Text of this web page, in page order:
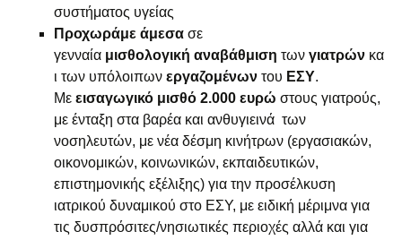
συστήματος υγείας
Προχωράμε άμεσα σε
γενναία μισθολογική αναβάθμιση των γιατρών κα
ι των υπόλοιπων εργαζομένων του ΕΣΥ.
Με εισαγωγικό μισθό 2.000 ευρώ στους γιατρούς,
με ένταξη στα βαρέα και ανθυγιεινά των
νοσηλευτών, με νέα δέσμη κινήτρων (εργασιακών,
οικονομικών, κοινωνικών, εκπαιδευτικών,
επιστημονικής εξέλιξης) για την προσέλκυση
ιατρικού δυναμικού στο ΕΣΥ, με ειδική μέριμνα για
τις δυσπρόσιτες/νησιωτικές περιοχές αλλά και για